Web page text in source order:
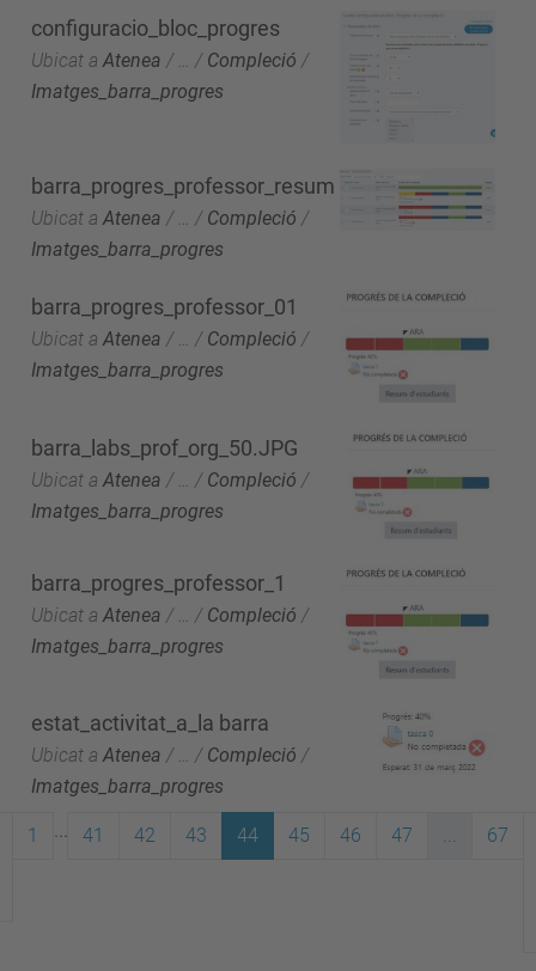
configuracio_bloc_progres
Ubicat a Atenea / / Compleció /
Imatges_barra_progres
barra_progres_professor_resum
Ubicat a Atenea / / Compleció /
Imatges_barra_progres
barra_progres_professor_01
Ubicat a Atenea / … / Compleció /
Imatges_barra_progres
barra_labs_prof_org_50.JPG
Ubicat a Atenea / / Compleció /
Imatges_barra_progres
barra_progres_professor_1
Ubicat a Atenea / … / Compleció /
Imatges_barra_progres
estat_activitat_a_la barra
Ubicat a Atenea / … / Compleció /
Imatges_barra_progres
1 ... 41 42 43 44 45 46 47 ... 67